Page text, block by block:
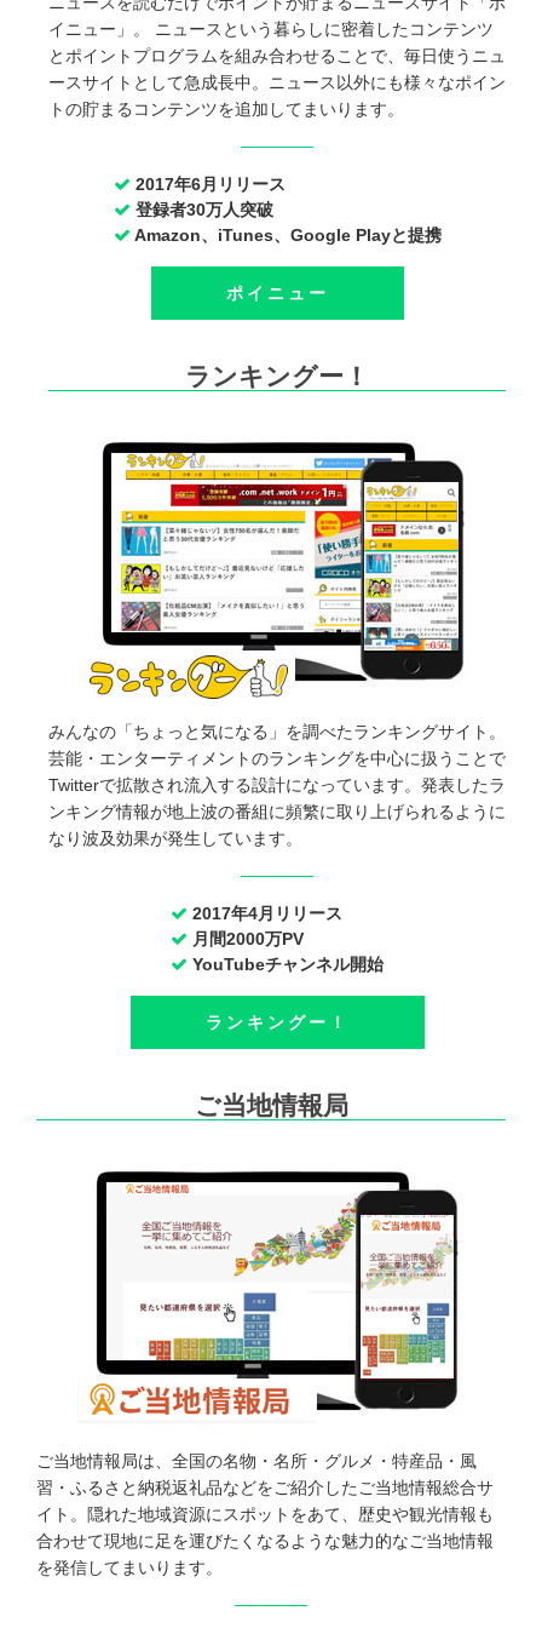
イニュー」。 ニュースという暮らしに密着したコンテンツ
とポイントプログラムを組み合わせることで、毎日使うニュ
ースサイトとして急成長中。ニュース以外にも様々なポイン
トの貯まるコンテンツを追加してまいります。
2017年6月リリース
登録者30万人突破
Amazon、iTunes、Google Playと提携
ポイニュー
ランキングー！
みんなの「ちょっと気になる」を調べたランキングサイト。
芸能・エンターティメントのランキングを中心に扱うことで
Twitterで拡散され流入する設計になっています。発表したラ
ンキング情報が地上波の番組に頻繁に取り上げられるように
なり波及効果が発生しています。
2017年4月リリース
月間2000万PV
YouTubeチャンネル開始
ランキングー！
ご当地情報局
ご当地情報局は、全国の名物・名所・グルメ・特産品・風
習・ふるさと納税返礼品などをご紹介したご当地情報総合サ
イト。隠れた地域資源にスポットをあて、歴史や観光情報も
合わせて現地に足を運びたくなるような魅力的なご当地情報
を発信してまいります。